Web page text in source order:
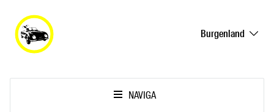
Burgenland
NAVIGA